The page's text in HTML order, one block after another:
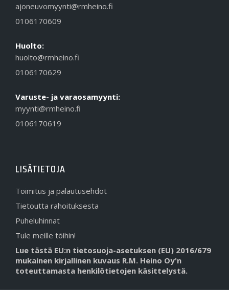
ajoneuvomyynti@rmheino.fi
0106170609
Huolto:
huolto@rmheino.fi
0106170629
Varuste- ja varaosamyynti:
myynti@rmheino.fi
0106170619
LISÄTIETOJA
Toimitus ja palautusehdot
Tietoutta rahoituksesta
Puheluhinnat
Tule meille töihin!
Lue tästä EU:n tietosuoja-asetuksen (EU) 2016/679
mukainen kirjallinen kuvaus R.M. Heino Oy'n
toteuttamasta henkilötietojen käsittelystä.